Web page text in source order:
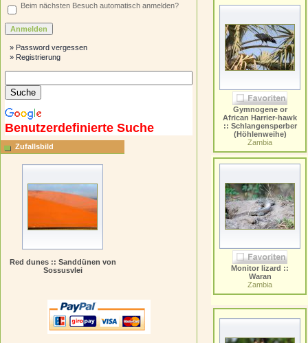
Beim nächsten Besuch automatisch anmelden?
» Password vergessen
» Registrierung
Benutzerdefinierte Suche
Zufallsbild
Red dunes :: Sanddünen von
Sossusvlei
Gymnogene or
African Harrier-hawk
:: Schlangensperber
(Höhlenweihe)
Zambia
Monitor lizard ::
Waran
Zambia